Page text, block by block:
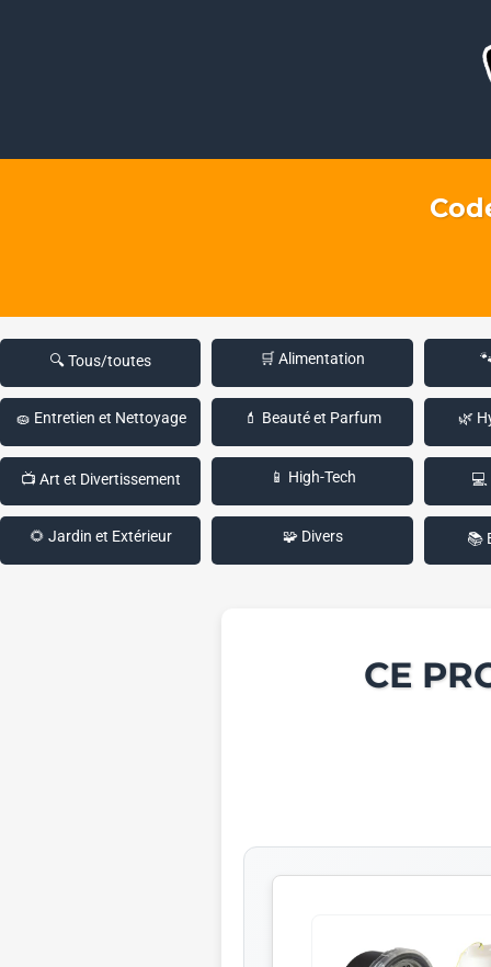
🔍 Tous/toutes 🛒 Alimentation
🧽 Entretien et Nettoyage 💄 Beauté et Parfum 🌿
📺 Art et Divertissement 📱 High-Tech 💻
🌻 Jardin et Extérieur 🧩 Divers 📚
CE